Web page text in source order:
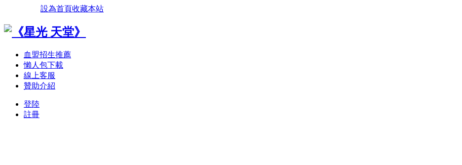
設為首頁收藏本站
血盟招生推薦
懶人包下載
線上客服
贊助介紹
登陸
註冊